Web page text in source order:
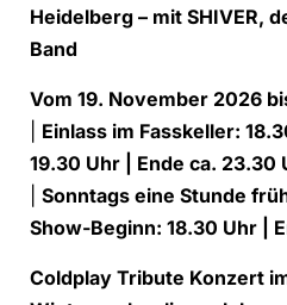
Heidelberg – mit SHIVER,
Band
Vom 19. November 2026
Einlass im Fasskeller:
19.30 Uhr | Ende ca. 23.30
Sonntags eine Stunde
Show-Beginn: 18.30 Uhr |
Coldplay Tribute Konzert